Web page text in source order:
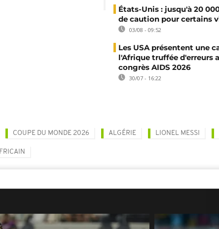
États-Unis : jusqu'à 20
de caution pour certains
03/08 - 09:52
Les USA présentent une
l'Afrique truffée d'erreurs
congrès AIDS 2026
30/07 - 16:22
COUPE DU MONDE 2026 ALGÉRIE LIONEL MESSI